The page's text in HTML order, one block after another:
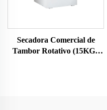
Secadora Comercial de
Tambor Rotativo (15KG ,